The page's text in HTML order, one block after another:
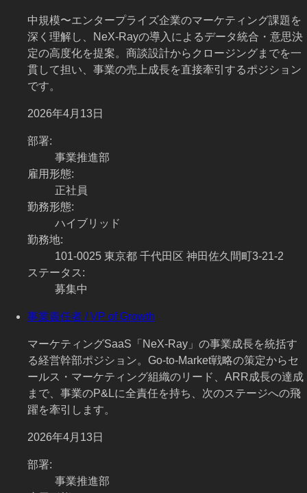
中規模〜エンタープライズ企業のマーケティング課題を
深く理解し、NeX-Rayの導入によるデータ統合・意思決
定の高度化を提案。商談設計からクロージングまでを一
貫して担い、事業の売上成長を直接牽引するポジション
です。
2026年4月13日
部署:
事業推進部
雇用形態:
正社員
勤務形態:
ハイブリッド
勤務地:
101-0025 東京都 千代田区 神田佐久間町3-21-2
ステータス:
募集中
事業責任者 / VP of Growth
マーケティングSaaS「NeX-Ray」の事業成長を統括す
る経営幹部ポジション。Go-to-Market戦略の策定からセ
ールス・マーケティング組織のリード、ARR成長の達成
まで、事業のP&Lに全責任を持ち、次のステージへの飛
躍を牽引します。
2026年4月13日
部署:
事業推進部